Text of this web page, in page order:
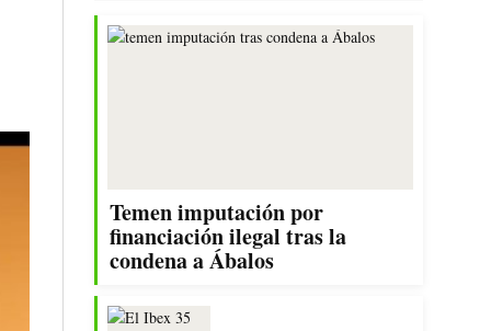
Temen imputación por
financiación ilegal tras la
condena a Ábalos